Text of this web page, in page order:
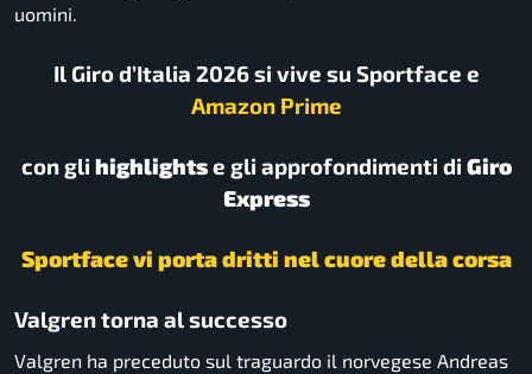
uomini.
Il Giro d’Italia 2026 si vive su Sportface e
Amazon Prime
con gli highlightse gli approfondimenti di Giro
Express
Sportface vi porta dritti nel cuore della corsa
Valgren torna al successo
Valgren ha preceduto sul traguardo il norvegese Andreas